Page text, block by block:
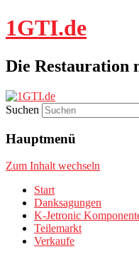
1GTI.de
Die Restauration
Suchen
Hauptmenü
Zum Inhalt wechseln
Start
Danksagungen
K-Jetronic
Teilemarkt
Verkaufe